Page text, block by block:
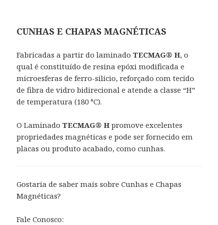
CUNHAS E CHAPAS MAGNÉTICAS
Fabricadas a partir do laminadoTECMAG® H, o
qual é constituído de resina epóxi modificada e
microesferas de ferro-silício, reforçado com tecido
de fibra de vidro bidirecional e atende a classe “H”
de temperatura (180 °C).
O LaminadoTECMAG® H promove excelentes
propriedades magnéticas e pode ser fornecido em
placas ou produto acabado, como cunhas.
Gostaria de saber mais sobre Cunhas e Chapas
Magnéticas?
Fale Conosco: